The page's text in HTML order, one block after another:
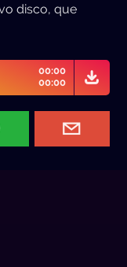
disco, que
00:00
00:00